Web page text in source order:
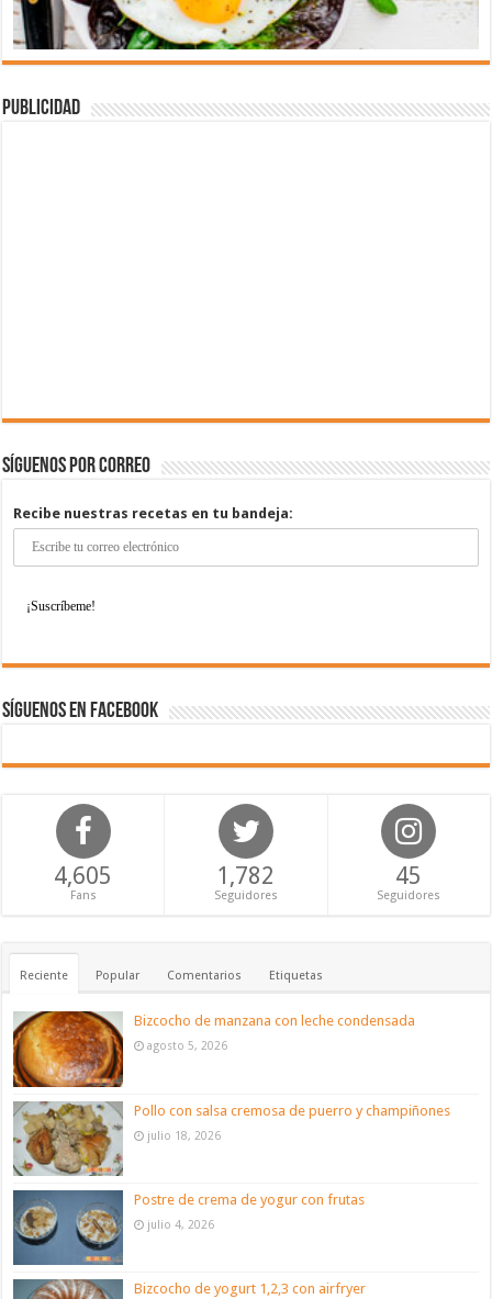
Publicidad
Síguenos por correo
Recibe nuestras recetas en tu bandeja:
Síguenos en Facebook
4,605
Fans
1,782
Seguidores
45
Seguidores
Reciente Popular Comentarios Etiquetas
Bizcocho de manzana con leche condensada
agosto 5, 2026
Pollo con salsa cremosa de puerro y champiñones
julio 18, 2026
Postre de crema de yogur con frutas
julio 4, 2026
Bizcocho de yogurt 1,2,3 con airfryer